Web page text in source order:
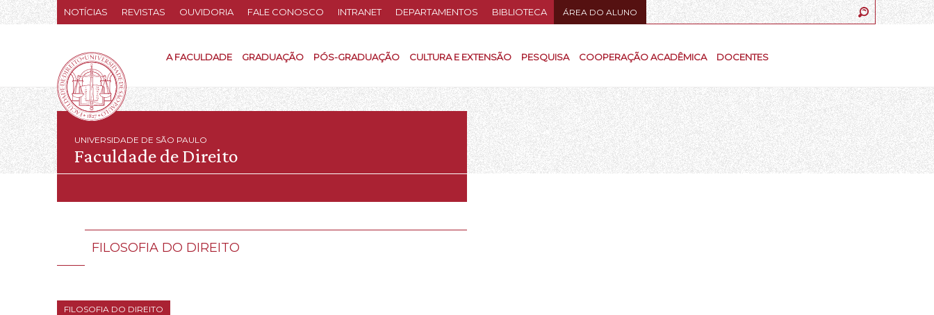
NOTÍCIAS REVISTAS OUVIDORIA FALE CONOSCO INTRANET DEPARTAMENTOS BIBLIOTECA ÁREA DO ALUNO
A FACULDADE GRADUAÇÃO PÓS-GRADUAÇÃO CULTURA E EXTENSÃO PESQUISA COOPERAÇÃO ACADÊMICA DOCENTES
UNIVERSIDADE DE SÃO PAULO
Faculdade de Direito
FILOSOFIA DO DIREITO
FILOSOFIA DO DIREITO